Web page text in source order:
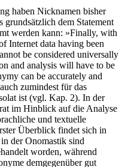
haben Nicknamen bisher
grundsätzlich dem Statement
werden kann: »Finally, with
Internet data having been
be considered universally
and analysis will have to be
can be accurately and
zumindest für das
ist (vgl. Kap. 2). In der
im Hinblick auf die Analyse
und textuelle
Überblick findet sich in
der Onomastik sind
worden, während
demgegenüber gut